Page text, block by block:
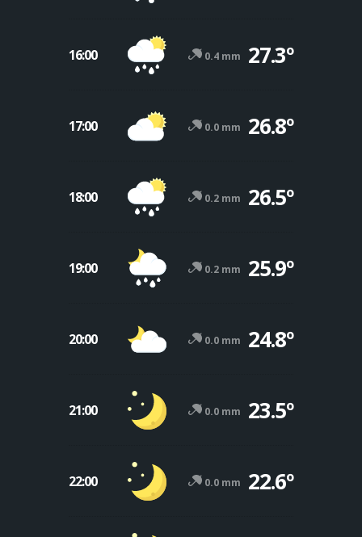
16:00 0.4 mm 27.3º
17:00 0.0 mm 26.8º
18:00 0.2 mm 26.5º
19:00 0.2 mm 25.9º
20:00 0.0 mm 24.8º
21:00 0.0 mm 23.5º
22:00 0.0 mm 22.6º